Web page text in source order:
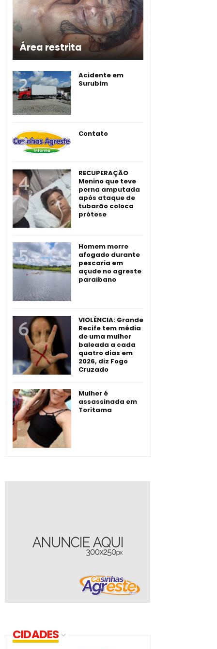
Área restrita
Acidente em
Surubim
Contato
RECUPERAÇÃO
Menino que teve
perna amputada
após ataque de
tubarão coloca
prótese
Homem morre
afogado durante
pescaria em
açude no agreste
paraibano
VIOLÊNCIA: Grande
Recife tem média
de uma mulher
baleada a cada
quatro dias em
2026, diz Fogo
Cruzado
Mulher é
assassinada em
Toritama
CIDADES